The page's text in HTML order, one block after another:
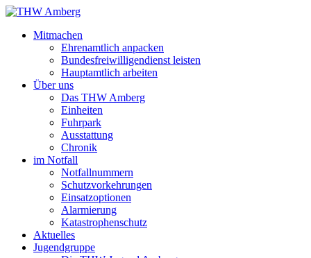
Mitmachen
Ehrenamtlich anpacken
Bundesfreiwilligendienst leisten
Hauptamtlich arbeiten
Über uns
Das THW Amberg
Einheiten
Fuhrpark
Ausstattung
Chronik
im Notfall
Notfallnummern
Schutzvorkehrungen
Einsatzoptionen
Alarmierung
Katastrophenschutz
Aktuelles
Jugendgruppe